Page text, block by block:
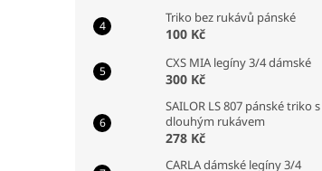
Triko bez rukávů pánské
100 Kč
CXS MIA legíny 3/4 dámské
300 Kč
SAILOR LS 807 pánské triko s
dlouhým rukávem
278 Kč
CARLA dámské legíny 3/4